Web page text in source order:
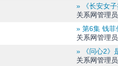
» 《长安女
关系网管理员
» 第6集 钱菲
关系网管理员
» 《问心2》
关系网管理员